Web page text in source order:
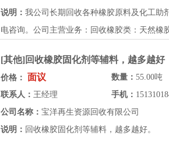
说明： 我公司长期回收各种橡胶原料及化工助
电咨询。公司主营业务：回收橡胶类：天然橡
[其他]回收橡胶固化剂等辅料，越多越好
价格： 面议 数量： 55.00吨
联系人： 王经理 手机：
公司名称： 宝洋再生资源回收有限公司
说明： 回收橡胶固化剂等辅料，越多越好。